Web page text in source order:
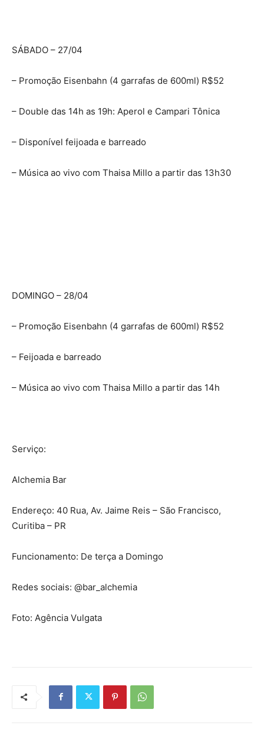
SÁBADO – 27/04
– Promoção Eisenbahn (4 garrafas de 600ml) R$52
– Double das 14h as 19h: Aperol e Campari Tônica
– Disponível feijoada e barreado
– Música ao vivo com Thaisa Millo a partir das 13h30
DOMINGO – 28/04
– Promoção Eisenbahn (4 garrafas de 600ml) R$52
– Feijoada e barreado
– Música ao vivo com Thaisa Millo a partir das 14h
Serviço:
Alchemia Bar
Endereço: 40 Rua, Av. Jaime Reis – São Francisco,
Curitiba – PR
Funcionamento: De terça a Domingo
Redes sociais: @bar_alchemia
Foto: Agência Vulgata